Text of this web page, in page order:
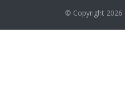
© Copyright 2026